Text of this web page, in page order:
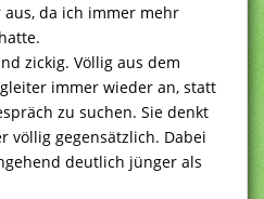
da ich immer mehr
zickig. Völlig aus dem
immer wieder an, statt
zu suchen. Sie denkt
völlig gegensätzlich. Dabei
deutlich jünger als